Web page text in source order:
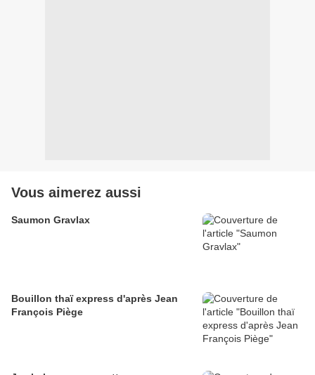
Vous aimerez aussi
Saumon Gravlax
Bouillon thaï express d'après Jean
François Piège